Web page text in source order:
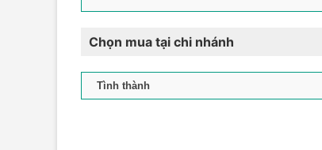
Chọn mua tại chi nhánh